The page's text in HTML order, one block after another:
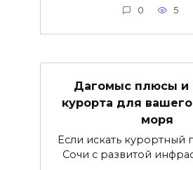
0 5
Дагомыс плюсы и
курорта для
моря
Если искать курортный
Сочи с развитой